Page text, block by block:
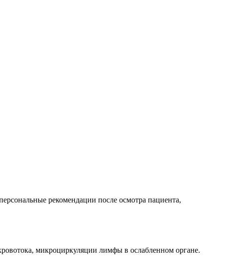
рекомендации после осмотра пациента,
микроциркуляции лимфы в ослабленном органе.